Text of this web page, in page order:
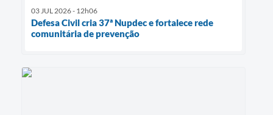
03 JUL 2026 - 12h06
Defesa Civil cria 37ª Nupdec e fortalece rede
comunitária de prevenção